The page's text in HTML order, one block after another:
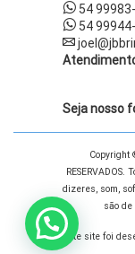
54
54
Seja nosso
Copyright
dizeres, som,
são
Este site foi